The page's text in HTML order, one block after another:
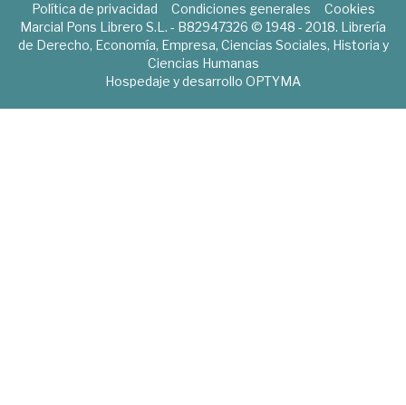
Política de privacidad Condiciones generales
Cookies
Marcial Pons Librero S.L. - B82947326 © 1948 - 2018. Librería
de Derecho, Economía, Empresa, Ciencias Sociales, Historia y
Ciencias Humanas
Hospedaje y desarrollo OPTYMA